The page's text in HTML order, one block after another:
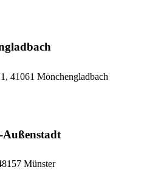
41061 Mönchengladbach
Münster